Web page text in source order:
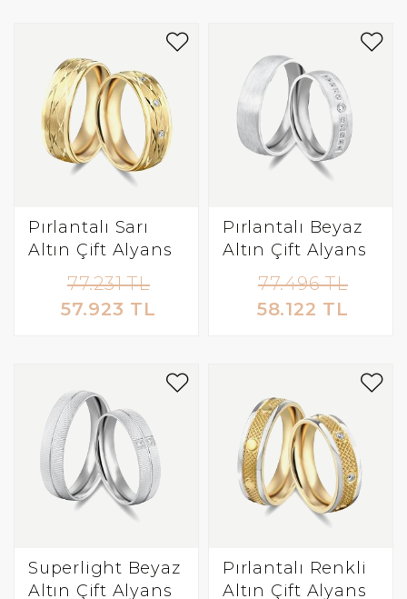
Pırlantalı Sarı
Altın Çift Alyans
77.231 TL
57.923 TL
Pırlantalı Beyaz
Altın Çift Alyans
77.496 TL
58.122 TL
Superlight Beyaz
Altın Çift Alyans
Pırlantalı Renkli
Altın Çift Alyans